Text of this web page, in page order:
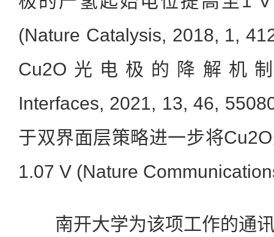
(Nature Catalysis, 2018, 1,
Cu2O光电极的降解机制
Interfaces, 2021, 13, 46,
于双界面层策略进一步将
1.07 V (Nature
南开大学为该项工作的通讯